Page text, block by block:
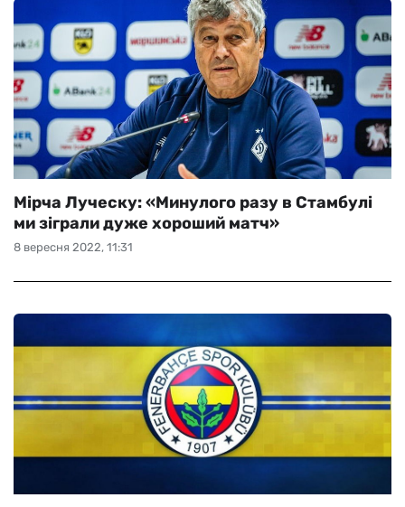
8 вересня 2022, 11:31
Мірча Луческу: «Минулого разу в Стамбулі
ми зіграли дуже хороший матч»